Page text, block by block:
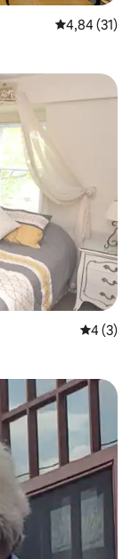
Gemiddelde
4,84 (31)
4 (3)